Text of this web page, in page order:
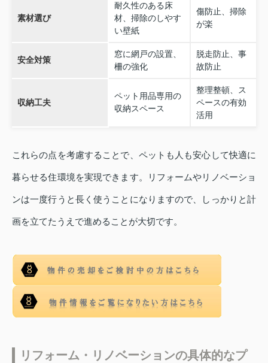
素材選び
耐久性のある床
材、掃除のしやす
い壁紙
傷防止、掃除
が楽
安全対策
窓に網戸の設置、
柵の強化
脱走防止、事
故防止
収納工夫
ペット用品専用の
収納スペース
整理整頓、ス
ペースの有効
活用
これらの点を考慮することで、ペットも人も安心して快適に
暮らせる住環境を実現できます。リフォームやリノベーショ
ンは一度行うと長く使うことになりますので、しっかりと計
画を立てたうえで進めることが大切です。
リフォーム・リノベーションの具体的なプ